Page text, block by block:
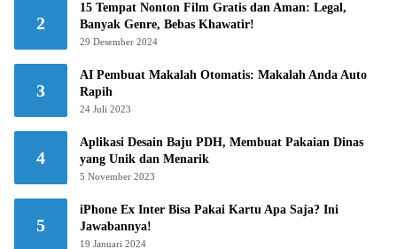
2
15 Tempat Nonton Film Gratis dan Aman: Legal,
Banyak Genre, Bebas Khawatir!
29 Desember 2024
3
AI Pembuat Makalah Otomatis: Makalah Anda Auto
Rapih
24 Juli 2023
4
Aplikasi Desain Baju PDH, Membuat Pakaian Dinas
yang Unik dan Menarik
5 November 2023
5
iPhone Ex Inter Bisa Pakai Kartu Apa Saja? Ini
Jawabannya!
19 Januari 2024